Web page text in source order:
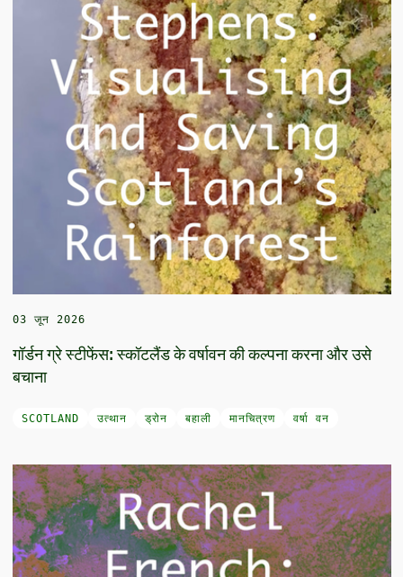
03 जून 2026
गॉर्डन ग्रे स्टीफेंस: स्कॉटलैंड के वर्षावन की कल्पना करना और उसे
बचाना
SCOTLAND उत्थान ड्रोन बहाली मानचित्रण वर्षा वन